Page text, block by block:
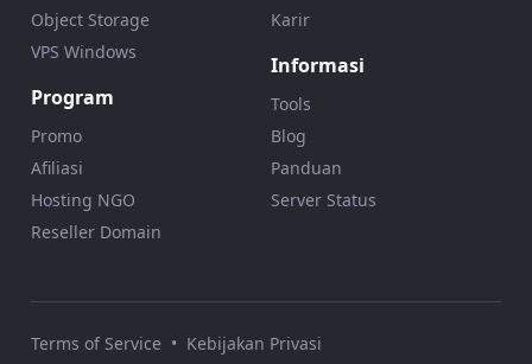
Object Storage
VPS Windows
Program
Promo
Afiliasi
Hosting NGO
Reseller Domain
Karir
Informasi
Tools
Blog
Panduan
Server Status
Terms of Service • Kebijakan Privasi